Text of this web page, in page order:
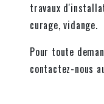
travaux
curage, vidange.
Pour toute
contactez-nous